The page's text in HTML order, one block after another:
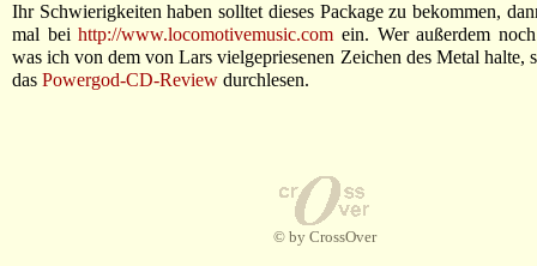
Ihr Schwierigkeiten haben solltet dieses Package zu bekommen,
mal beihttp://www.locomotivemusic.com ein. Wer außerdem
was ich von dem von Lars vielgepriesenen Zeichen des Metal halte,
das Powergod-CD-Review durchlesen.
© by CrossOver